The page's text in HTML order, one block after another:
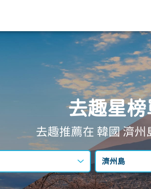
去趣星
去趣推薦在 韓國濟州
濟州島
不限區域